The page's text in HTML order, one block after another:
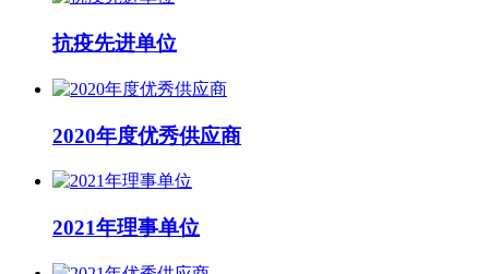
抗疫先进单位
2020年度优秀供应商
2021年理事单位